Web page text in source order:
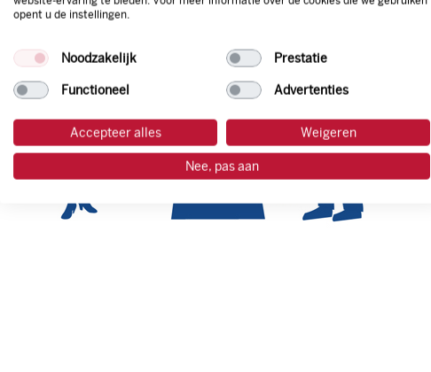
opent u de instellingen.
Noodzakelijk Prestatie
Functioneel Advertenties
Accepteer alles Weigeren
Nee, pas aan